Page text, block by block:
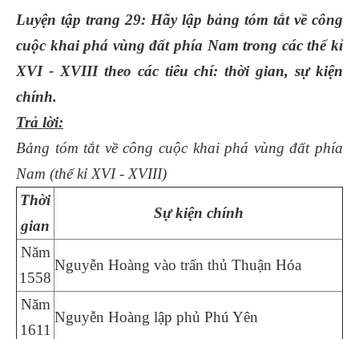
Luyện tập trang 29: Hãy lập bảng tóm tắt về công
cuộc khai phá vùng đất phía Nam trong các thế kỉ
XVI - XVIII theo các tiêu chí: thời gian, sự kiện
chính.
Trả lời:
Bảng tóm tắt về công cuộc khai phá vùng đất phía
Nam (thế kỉ XVI - XVIII)
Thời
gian
Sự kiện chính
Năm
1558
Nguyễn Hoàng vào trấn thủ Thuận Hóa
Năm
1611
Nguyễn Hoàng lập phủ Phú Yên